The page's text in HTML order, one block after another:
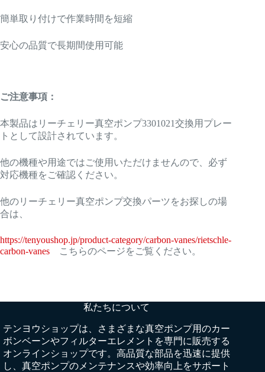
簡単取り付けで作業時間を短縮
安心の品質で長期間使用可能
ご注意事項：
本製品はリーチェリー真空ポンプ3301021交換用プレー
トとして設計されています。
他の機種や用途ではご使用いただけませんので、必ず
対応機種をご確認ください。
他のリーチェリー真空ポンプ交換パーツをお探しの場
合は、
https://tenyoushop.jp/product-category/carbon-vanes/rietschle-
carbon-vanes こちらのページをご覧ください。
私たちについて
テンヨウショップは、さまざまな真空ポンプ用のカー
ボンベーンやフィルターエレメントを専門に販売する
オンラインショップです。高品質な部品を迅速に提供
し、真空ポンプのメンテナンスや効率向上をサポート